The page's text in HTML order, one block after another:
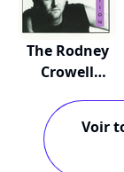
The Rodney
Crowell
Voir